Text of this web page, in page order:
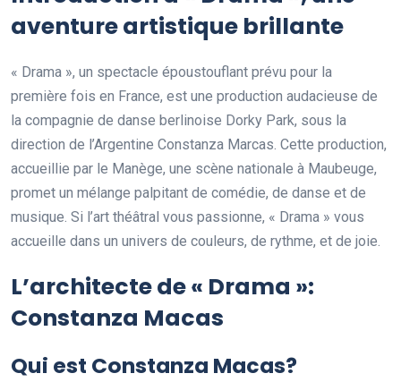
aventure artistique brillante
« Drama », un spectacle époustouflant prévu pour la
première fois en France, est une production audacieuse de
la compagnie de danse berlinoise Dorky Park, sous la
direction de l’Argentine Constanza Marcas. Cette production,
accueillie par le Manège, une scène nationale à Maubeuge,
promet un mélange palpitant de comédie, de danse et de
musique. Si l’art théâtral vous passionne, « Drama » vous
accueille dans un univers de couleurs, de rythme, et de joie.
L’architecte de « Drama »:
Constanza Macas
Qui est Constanza Macas?